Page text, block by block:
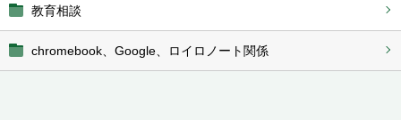
教育相談
chromebook、Google、ロイロノート関係